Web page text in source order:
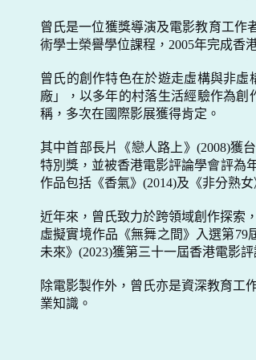
曾氏是一位獲獎導演及電影教育工作
術學士榮譽學位課程， 2005年完成香
曾氏的創作特色在於遊走虛構與非
廠」，以多年的村落生活經驗作為
稱，多次在國際影展獲得肯定。
其中首部長片《戀人路上》 (2008)獲
特別獎，並被香港電影評論學會評為
作品包括《香氣》 (2014)及《非分熟女
近年來，曾氏致力於跨領域創作探索
虛擬實境作品《無舞之間》入選第79
未來》 (2023)獲第三十一屆香港電影評
除電影製作外，曾氏亦是資深教育工
業知識。